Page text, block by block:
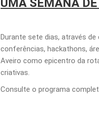
UMA SEMANA DE
Durante sete dias, através
conferências, hackathons,
Aveiro como epicentro da
criativas.
Consulte o programa